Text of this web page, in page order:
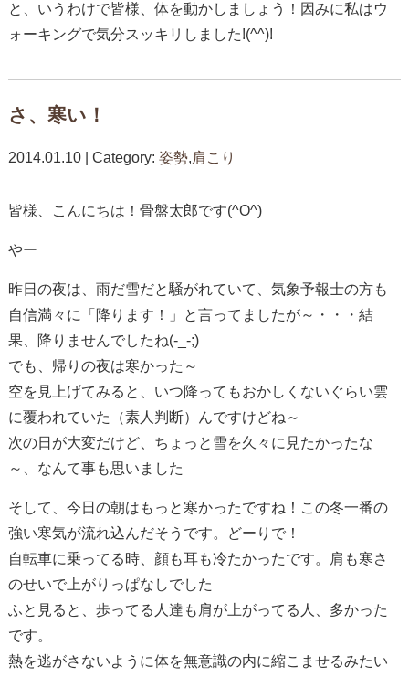
と、いうわけで皆様、体を動かしましょう！因みに私はウ
ォーキングで気分スッキリしました!(^^)!
さ、寒い！
2014.01.10 | Category: 姿勢,肩こり
皆様、こんにちは！骨盤太郎です(^O^)
やー
昨日の夜は、雨だ雪だと騒がれていて、気象予報士の方も
自信満々に「降ります！」と言ってましたが～・・・結
果、降りませんでしたね(-_-;)
でも、帰りの夜は寒かった～
空を見上げてみると、いつ降ってもおかしくないぐらい雲
に覆われていた（素人判断）んですけどね～
次の日が大変だけど、ちょっと雪を久々に見たかったな
～、なんて事も思いました
そして、今日の朝はもっと寒かったですね！この冬一番の
強い寒気が流れ込んだそうです。どーりで！
自転車に乗ってる時、顔も耳も冷たかったです。肩も寒さ
のせいで上がりっぱなしでした
ふと見ると、歩ってる人達も肩が上がってる人、多かった
です。
熱を逃がさないように体を無意識の内に縮こませるみたい